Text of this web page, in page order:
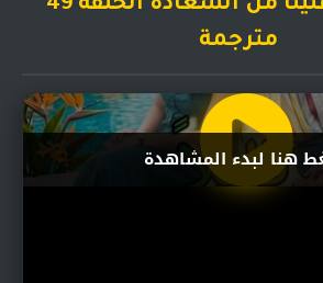
مسلسل قليلًا من السعادة الحلقة 49
مترجمة
هنا لبدء المشاهدة